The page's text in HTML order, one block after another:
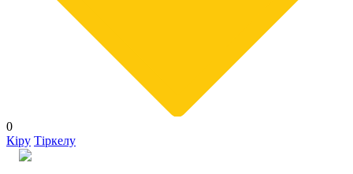
0
Кіру Тіркелу